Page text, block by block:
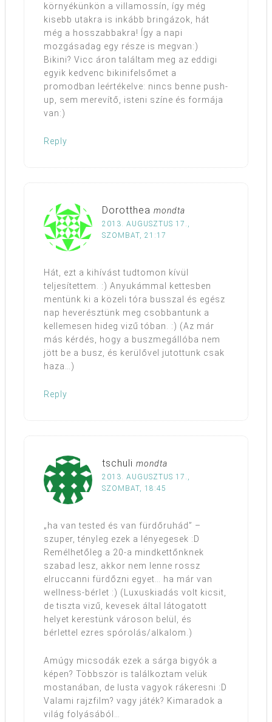
környékünkön a villamossín, így még
kisebb utakra is inkább bringázok, hát
még a hosszabbakra! Így a napi
mozgásadag egy része is megvan:)
Bikini? Vicc áron találtam meg az eddigi
egyik kedvenc bikinifelsőmet a
promodban leértékelve: nincs benne push-
up, sem merevítő, isteni színe és formája
van:)
Reply
Dorotthea mondta
2013. AUGUSZTUS 17.,
SZOMBAT, 21:17
Hát, ezt a kihívást tudtomon kívül
teljesítettem. :) Anyukámmal kettesben
mentünk ki a közeli tóra busszal és egész
nap heverésztünk meg csobbantunk a
kellemesen hideg vizű tóban. :) (Az már
más kérdés, hogy a buszmegállóba nem
jött be a busz, és kerülővel jutottunk csak
haza…)
Reply
tschuli mondta
2013. AUGUSZTUS 17.,
SZOMBAT, 18:45
„ha van tested és van fürdőruhád” –
szuper, tényleg ezek a lényegesek :D
Remélhetőleg a 20-a mindkettőnknek
szabad lesz, akkor nem lenne rossz
elruccanni fürdőzni egyet… ha már van
wellness-bérlet :) (Luxuskiadás volt kicsit,
de tiszta vizű, kevesek által látogatott
helyet kerestünk városon belül, és
bérlettel ezres spórolás/alkalom.)
Amúgy micsodák ezek a sárga bigyók a
képen? Többször is találkoztam velük
mostanában, de lusta vagyok rákeresni :D
Valami rajzfilm? vagy játék? Kimaradok a
világ folyásából…